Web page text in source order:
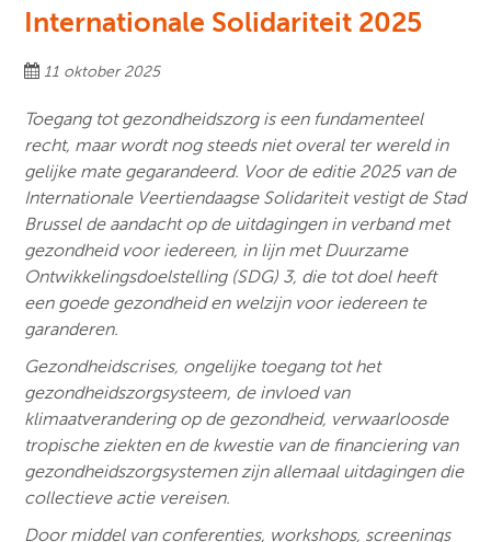
Internationale Solidariteit 2025
11 oktober 2025
Toegang tot gezondheidszorg is een fundamenteel
recht, maar wordt nog steeds niet overal ter wereld in
gelijke mate gegarandeerd. Voor de editie 2025 van de
Internationale Veertiendaagse Solidariteit vestigt de Stad
Brussel de aandacht op de uitdagingen in verband met
gezondheid voor iedereen, in lijn met Duurzame
Ontwikkelingsdoelstelling (SDG) 3, die tot doel heeft
een goede gezondheid en welzijn voor iedereen te
garanderen.
Gezondheidscrises, ongelijke toegang tot het
gezondheidszorgsysteem, de invloed van
klimaatverandering op de gezondheid, verwaarloosde
tropische ziekten en de kwestie van de financiering van
gezondheidszorgsystemen zijn allemaal uitdagingen die
collectieve actie vereisen.
Door middel van conferenties, workshops, screenings